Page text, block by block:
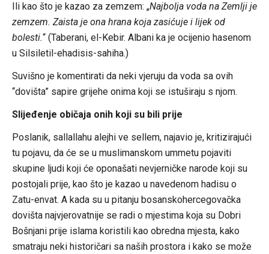
Ili kao što je kazao za zemzem: „Najbolja voda na Zemlji je
zemzem. Zaista je ona hrana koja zasićuje i lijek od
bolesti.“ (Taberani, el-Kebir. Albani ka je ocijenio hasenom
u Silsiletil-ehadisis-sahiha.)
Suvišno je komentirati da neki vjeruju da voda sa ovih
“dovišta” sapire grijehe onima koji se istuširaju s njom.
Slijeđenje običaja onih koji su bili prije
Poslanik, sallallahu alejhi ve sellem, najavio je, kritizirajući
tu pojavu, da će se u muslimanskom ummetu pojaviti
skupine ljudi koji će oponašati nevjerničke narode koji su
postojali prije, kao što je kazao u navedenom hadisu o
Zatu-envat. A kada su u pitanju bosanskohercegovačka
dovišta najvjerovatnije se radi o mjestima koja su Dobri
Bošnjani prije islama koristili kao obredna mjesta, kako
smatraju neki historičari sa naših prostora i kako se može